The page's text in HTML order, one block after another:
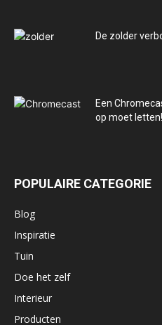
De zolder
Een
op moet letten!
POPULAIRE CATEGORIE
Blog
Inspiratie
Tuin
Doe het zelf
Interieur
Producten